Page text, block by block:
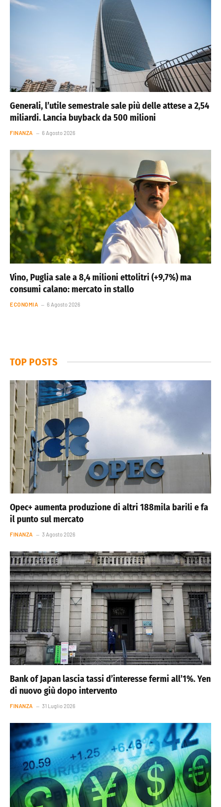
Generali, l’utile semestrale sale più delle attese a 2,54
miliardi. Lancia buyback da 500 milioni
FINANZA 6 Agosto 2026
Vino, Puglia sale a 8,4 milioni ettolitri (+9,7%) ma
consumi calano: mercato in stallo
ECONOMIA 6 Agosto 2026
TOP POSTS
Opec+ aumenta produzione di altri 188mila barili e fa
il punto sul mercato
FINANZA 3 Agosto 2026
Bank of Japan lascia tassi d’interesse fermi all’1%. Yen
di nuovo giù dopo intervento
FINANZA 31 Luglio 2026